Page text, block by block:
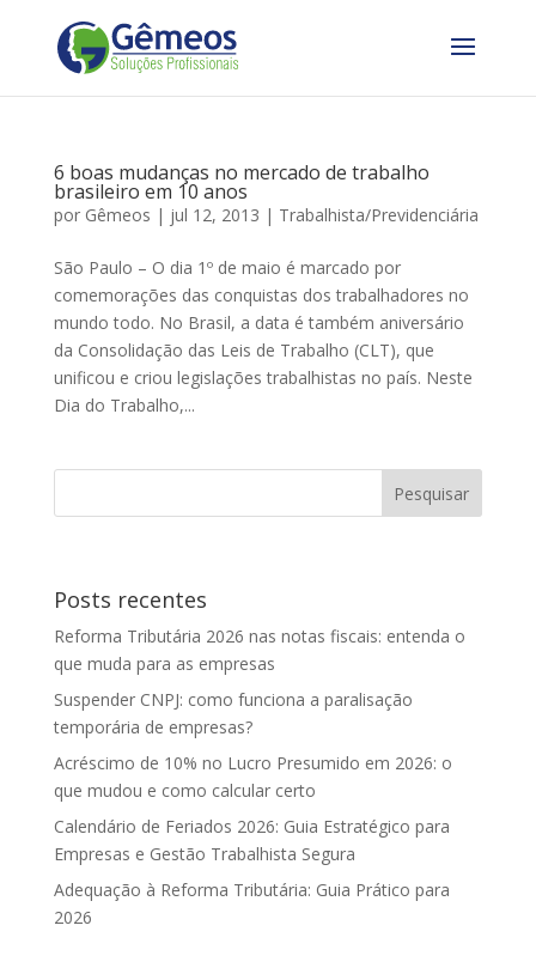
6 boas mudanças no mercado de trabalho
brasileiro em 10 anos
por Gêmeos | jul 12, 2013 | Trabalhista/Previdenciária
São Paulo – O dia 1º de maio é marcado por
comemorações das conquistas dos trabalhadores no
mundo todo. No Brasil, a data é também aniversário
da Consolidação das Leis de Trabalho (CLT), que
unificou e criou legislações trabalhistas no país. Neste
Dia do Trabalho,...
Posts recentes
Reforma Tributária 2026 nas notas fiscais: entenda o
que muda para as empresas
Suspender CNPJ: como funciona a paralisação
temporária de empresas?
Acréscimo de 10% no Lucro Presumido em 2026: o
que mudou e como calcular certo
Calendário de Feriados 2026: Guia Estratégico para
Empresas e Gestão Trabalhista Segura
Adequação à Reforma Tributária: Guia Prático para
2026